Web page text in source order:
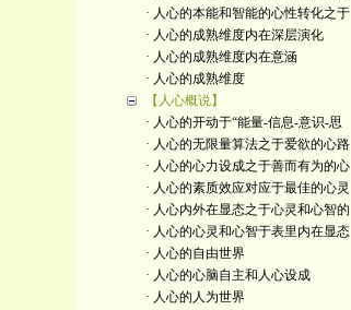
· 人心的本能和智能的心性转化之于
· 人心的成熟维度内在深层演化
· 人心的成熟维度内在意涵
· 人心的成熟维度
【人心概说】
· 人心的开动于“能量-信息-意识-思
· 人心的无限量算法之于爱欲的心路
· 人心的心力设成之于善而有为的心
· 人心的素质效应对应于最佳的心灵
· 人心内外在显态之于心灵和心智的
· 人心的心灵和心智于表里内在显态
· 人心的自由世界
· 人心的心脑自主和人心设成
· 人心的人为世界